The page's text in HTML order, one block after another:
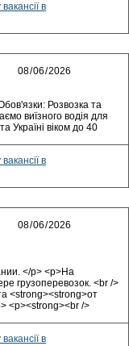
в
Розвозка та
виїзного водія для
Україні віком до 40
в
</p> <p>На
грузоперевозок. <br />
<strong><strong>от
<p><strong><br />
в